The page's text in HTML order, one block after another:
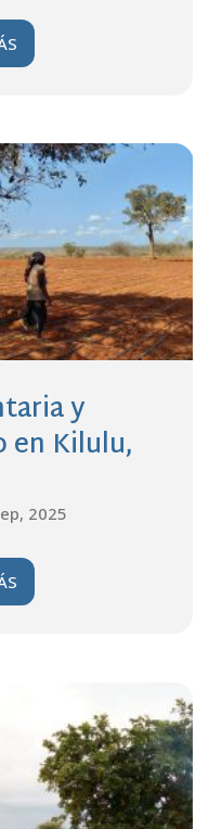
y
en Kilulu,
2025